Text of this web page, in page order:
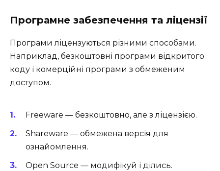
Програмне забезпечення та ліцензії
Програми ліцензуються різними способами.
Наприклад, безкоштовні програми відкритого
коду і комерційні програми з обмеженим
доступом.
Freeware — безкоштовно, але з ліцензією.
Shareware — обмежена версія для
ознайомлення.
Open Source — модифікуй і ділись.